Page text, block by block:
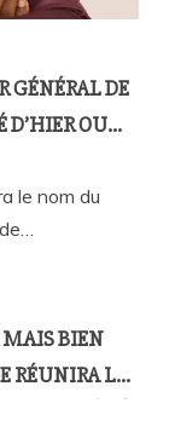
GÉNÉRAL DE
D’HIER OU
le nom du
BIEN
RÉUNIRA LE
10 AOÛT À